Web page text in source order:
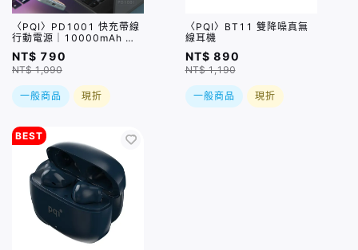
〈PQI〉PD1001 快充帶線
行動電源｜10000mAh 自
帶USB-C快充線及USB-A
孔
NT$ 790
NT$ 1,090
一般商品 現折
〈PQI〉BT11 雙降噪真無
線耳機
NT$ 890
NT$ 1,190
一般商品 現折
BEST